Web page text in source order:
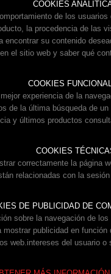
COOKIES
de los
la procedencia de las
encontrar su contenido
el sitio web y saber qué
COOKIES
experiencia de la
de la última búsqueda de
y últimos productos
COOKIES
correctamente la página
relacionadas con la
DE PUBLICIDAD DE
sobre la navegación de
publicidad en
web.intereses del usuario